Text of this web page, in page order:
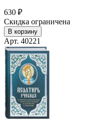
630 ₽
Скидка ограничена
В корзину
Арт. 40221